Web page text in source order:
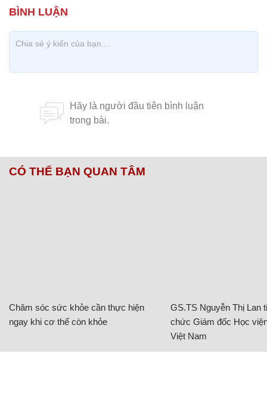
CÓ THỂ BẠN QUAN TÂM
Chăm sóc sức khỏe cần thực hiện
ngay khi cơ thể còn khỏe
GS.TS Nguyễn Thị Lan
chức Giám đốc Học
Việt Nam